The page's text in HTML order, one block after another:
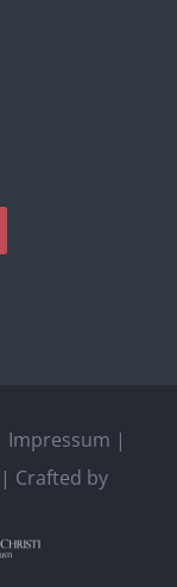
Impressum |
| Crafted by